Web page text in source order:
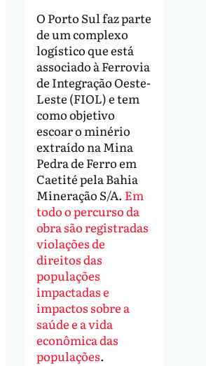
O Porto Sul faz parte
de um complexo
logístico que está
associado à Ferrovia
de Integração Oeste-
Leste (FIOL) e tem
como objetivo
escoar o minério
extraído na Mina
Pedra de Ferro em
Caetité pela Bahia
Mineração S/A. Em
todo o percurso da
obra são registradas
violações de
direitos das
populações
impactadas e
impactos sobre a
saúde e a vida
econômica das
populações.